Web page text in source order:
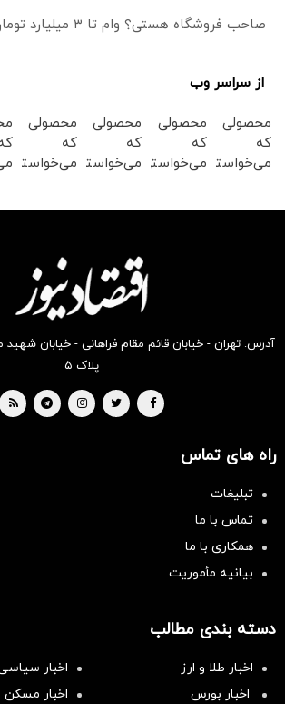
صاحب فروشگاه هستی؟ وام تا ۳ میلیارد تومان بگیر
از سراسر وب
محصولی
که
می‌خواستی
محصولی
که
می‌خواستی
محصولی
که
می‌خواستی
بخر !
محصولی
که
می‌خواستی
بخر !
آدرس: تهران - خیابان قائم مقام فراهانی - خیابان
پلاک ۵
راه های تماس
تبلیغات
تماس با ما
همکاری با ما
بیانیه مأموریت
دسته بندی مطالب
اخبار طلا و ارز
اخبار
اخبار بورس
اخبار مسکن